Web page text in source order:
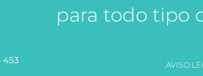
para todo tipo
453 AVISO